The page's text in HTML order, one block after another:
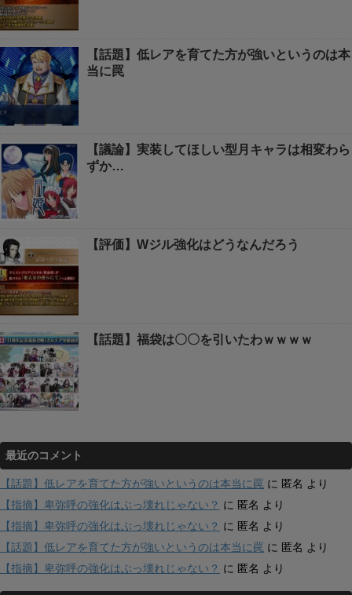
【話題】低レアを育てた方が強いというのは本
当に罠
【議論】実装してほしい型月キャラは相変わら
ずか…
【評価】Wジル強化はどうなんだろう
【話題】福袋は〇〇を引いたわｗｗｗｗ
最近のコメント
【話題】低レアを育てた方が強いというのは本当に罠 に 匿名 より
【指摘】卑弥呼の強化はぶっ壊れじゃない？ に 匿名 より
【指摘】卑弥呼の強化はぶっ壊れじゃない？ に 匿名 より
【話題】低レアを育てた方が強いというのは本当に罠 に 匿名 より
【指摘】卑弥呼の強化はぶっ壊れじゃない？ に 匿名 より